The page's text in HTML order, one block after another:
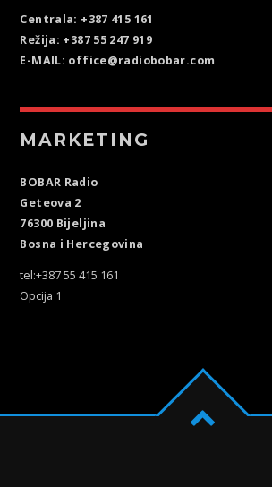
Centrala: +387 415 161
Režija: +387 55 247 919
E-MAIL: office@radiobobar.com
MARKETING
BOBAR Radio
Geteova 2
76300 Bijeljina
Bosna i Hercegovina
tel:+387 55 415 161
Opcija 1